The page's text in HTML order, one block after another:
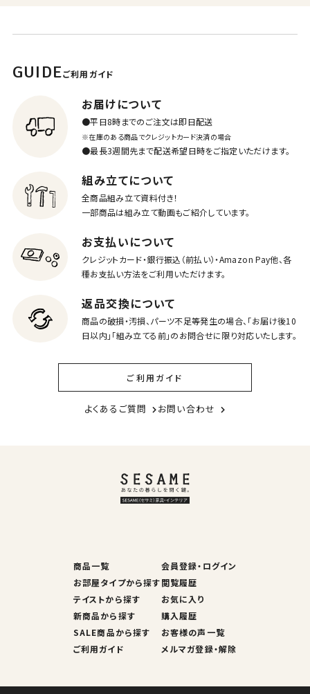
GUIDEご利用ガイド
お届けについて
●平日8時までのご注文は即日配送
※在庫のある商品でクレジットカード決済の場合
●最長3週間先まで配送希望日時をご指定いただけます。
組み立てについて
全商品組み立て資料付き！
一部商品は組み立て動画もご紹介しています。
お支払いについて
クレジットカード・銀行振込（前払い）・Amazon Pay他、各
種お支払い方法をご利用いただけます。
返品交換について
商品の破損・汚損、パーツ不足等発生の場合、「お届け後10
日以内」「組み立てる前」のお問合せに限り対応いたします。
ご利用ガイド
よくあるご質問 お問い合わせ
商品一覧
お部屋タイプから探す
テイストから探す
新商品から探す
SALE商品から探す
ご利用ガイド
会員登録・ログイン
閲覧履歴
お気に入り
購入履歴
お客様の声一覧
メルマガ登録・解除